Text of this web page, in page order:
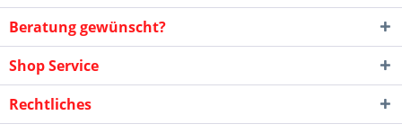
Beratung gewünscht?
Shop Service
Rechtliches